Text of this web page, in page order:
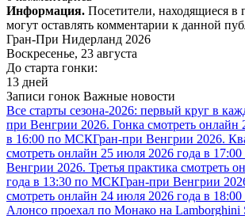
Информация. Посетители, находящиеся в
могут оставлять комментарии к данной
Гран-При Нидерланд 2026
Воскресенье, 23 августа
До старта гонки:
13 дней
Записи гонок Важные новости
Все старты сезона-2026: первый круг в
при Венгрии 2026. Гонка смотреть онлайн
в 16:00 по МСКГран-при Венгрии 2026.
смотреть онлайн 25 июля 2026 года в
Венгрии 2026. Третья практика смотреть
года в 13:30 по МСКГран-при Венгрии
смотреть онлайн 24 июля 2026 года в
Алонсо проехал по Монако на Lamborghini